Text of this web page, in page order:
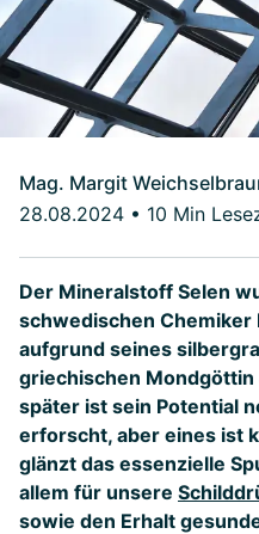
Mag. Margit
28.08.2024 • 10 Min
Der Mineralstoff Selen
schwedischen
aufgrund seines
griechischen Mondgöttin
später ist sein Potential
erforscht, aber eines ist
glänzt das essenzielle
allem für unsere
sowie den Erhalt